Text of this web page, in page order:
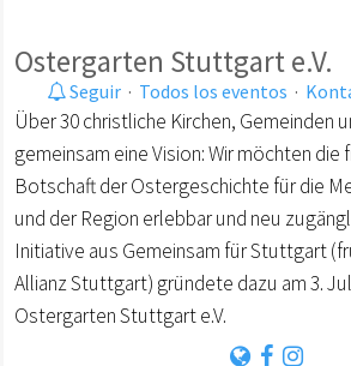
Ostergarten Stuttgart e.V.
Seguir · Todos los eventos ·
Über 30 christliche Kirchen, Gemeinden
gemeinsam eine Vision: Wir möchten die
Botschaft der Ostergeschichte für die
und der Region erlebbar und neu
Initiative aus Gemeinsam für Stuttgart
Allianz Stuttgart) gründete dazu am 3.
Ostergarten Stuttgart e.V.